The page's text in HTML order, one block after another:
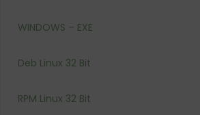
WINDOWS – EXE
Deb Linux 32 Bit
RPM Linux 32 Bit